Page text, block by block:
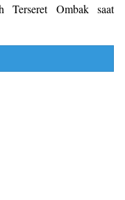
Terseret Ombak saat